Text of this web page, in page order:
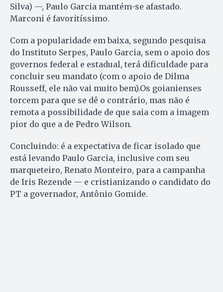
Silva) —, Paulo Garcia mantém-se afastado.
Marconi é favoritíssimo.
Com a popularidade em baixa, segundo pesquisa
do Instituto Serpes, Paulo Garcia, sem o apoio dos
governos federal e estadual, terá dificuldade para
concluir seu mandato (com o apoio de Dilma
Rousseff, ele não vai muito bem).Os goianienses
torcem para que se dê o contrário, mas não é
remota a possibilidade de que saia com a imagem
pior do que a de Pedro Wilson.
Concluindo: é a expectativa de ficar isolado que
está levando Paulo Garcia, inclusive com seu
marqueteiro, Renato Monteiro, para a campanha
de Iris Rezende — e cristianizando o candidato do
PT a governador, Antônio Gomide.